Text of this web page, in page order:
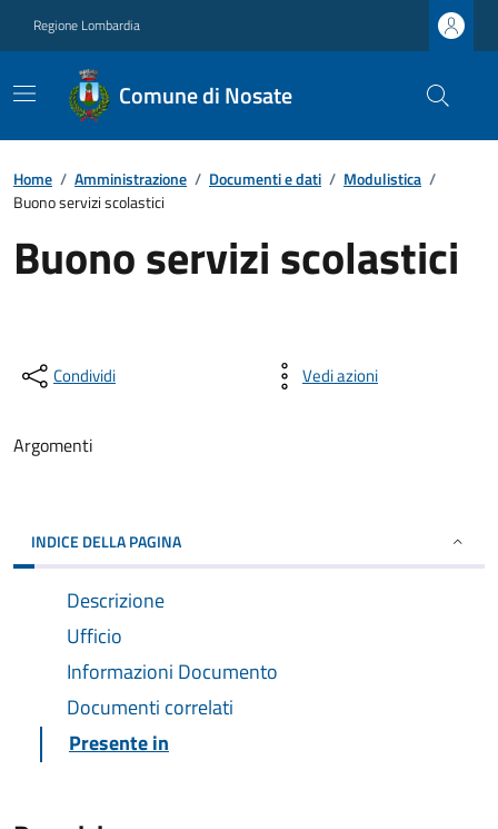
Regione Lombardia
Comune di Nosate
Home / Amministrazione / Documenti e dati / Modulistica /
Buono servizi scolastici
Buono servizi scolastici
Condividi Vedi azioni
Argomenti
INDICE DELLA PAGINA
Descrizione
Ufficio
Informazioni Documento
Documenti correlati
Presente in